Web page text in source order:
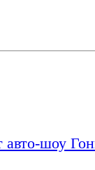
авто-шоу